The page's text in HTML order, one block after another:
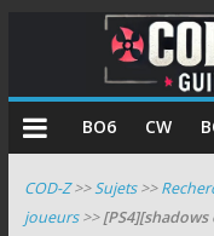
COD
Guides
BO6 CW
COD-Z>>Sujets>>
joueurs>>[PS4][shadows